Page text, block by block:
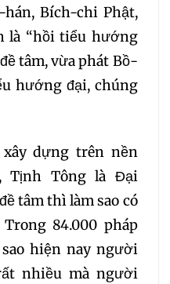
083
086
092
095
098
hán, Bích-chi Phật,
là “hồi tiểu hướng
tâm, vừa phát Bồ-
hướng đại, chúng
dựng trên nền
Tịnh Tông là Đại
tâm thì làm sao có
84.000 pháp
hiện nay người
nhiều mà người